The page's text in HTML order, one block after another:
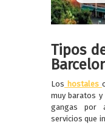
Tipos
Los hostales
muy baratos y
gangas por
servicios que